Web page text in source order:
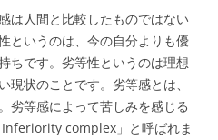
は人間と比較したものではない
というのは、今の自分よりも優
ちです。劣等性というのは理想
現状のことです。劣等感とは、
劣等感によって苦しみを感じる
complex」と呼ばれま